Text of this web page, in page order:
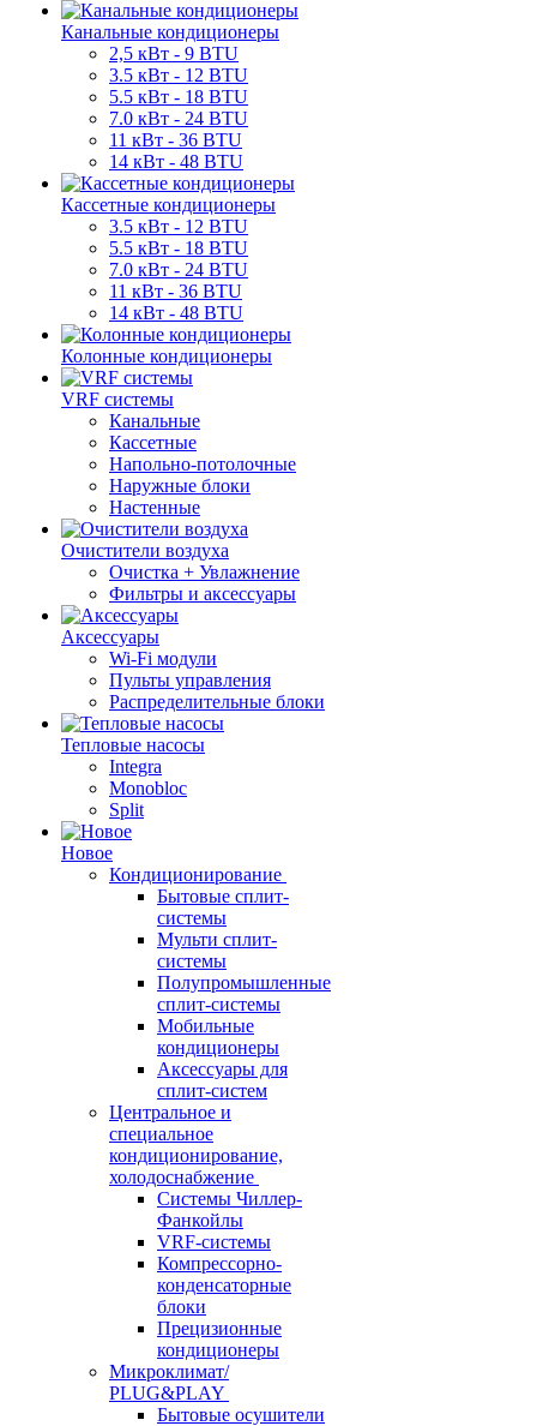
Канальные кондиционеры
2,5 кВт - 9 BTU
3.5 кВт - 12 BTU
5.5 кВт - 18 BTU
7.0 кВт - 24 BTU
11 кВт - 36 BTU
14 кВт - 48 BTU
Кассетные кондиционеры
3.5 кВт - 12 BTU
5.5 кВт - 18 BTU
7.0 кВт - 24 BTU
11 кВт - 36 BTU
14 кВт - 48 BTU
Колонные кондиционеры
VRF системы
Канальные
Кассетные
Напольно-потолочные
Наружные блоки
Настенные
Очистители воздуха
Очистка + Увлажнение
Фильтры и аксессуары
Аксессуары
Wi-Fi модули
Пульты управления
Распределительные блоки
Тепловые насосы
Integra
Monobloc
Split
Новое
Кондиционирование
Бытовые сплит-
системы
Мульти сплит-
системы
Полупромышленные
сплит-системы
Мобильные
кондиционеры
Аксессуары для
сплит-систем
Центральное и
специальное
кондиционирование,
холодоснабжение
Системы Чиллер-
Фанкойлы
VRF-системы
Компрессорно-
конденсаторные
блоки
Прецизионные
кондиционеры
Микроклимат/
PLUG&PLAY
Бытовые осушители